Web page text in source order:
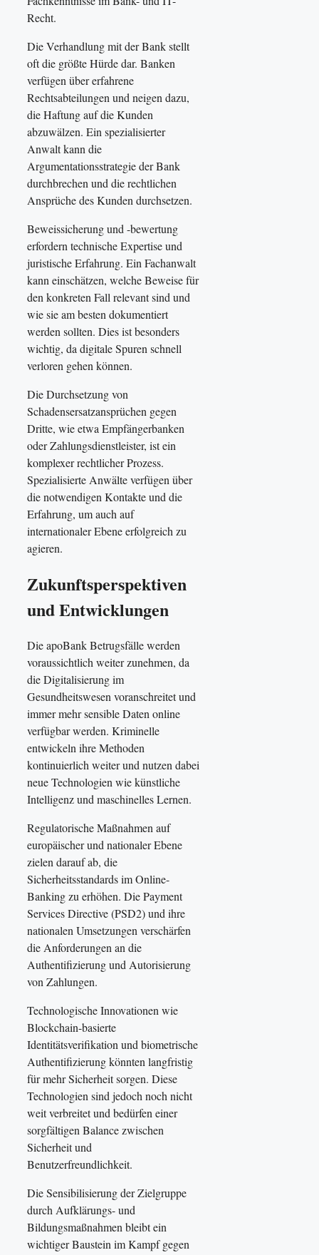
Recht.
Die Verhandlung mit der Bank stellt
oft die größte Hürde dar. Banken
verfügen über erfahrene
Rechtsabteilungen und neigen dazu,
die Haftung auf die Kunden
abzuwälzen. Ein spezialisierter
Anwalt kann die
Argumentationsstrategie der Bank
durchbrechen und die rechtlichen
Ansprüche des Kunden durchsetzen.
Beweissicherung und -bewertung
erfordern technische Expertise und
juristische Erfahrung. Ein Fachanwalt
kann einschätzen, welche Beweise für
den konkreten Fall relevant sind und
wie sie am besten dokumentiert
werden sollten. Dies ist besonders
wichtig, da digitale Spuren schnell
verloren gehen können.
Die Durchsetzung von
Schadensersatzansprüchen gegen
Dritte, wie etwa Empfängerbanken
oder Zahlungsdienstleister, ist ein
komplexer rechtlicher Prozess.
Spezialisierte Anwälte verfügen über
die notwendigen Kontakte und die
Erfahrung, um auch auf
internationaler Ebene erfolgreich zu
agieren.
Zukunftsperspektiven
und Entwicklungen
Die apoBank Betrugsfälle werden
voraussichtlich weiter zunehmen, da
die Digitalisierung im
Gesundheitswesen voranschreitet und
immer mehr sensible Daten online
verfügbar werden. Kriminelle
entwickeln ihre Methoden
kontinuierlich weiter und nutzen dabei
neue Technologien wie künstliche
Intelligenz und maschinelles Lernen.
Regulatorische Maßnahmen auf
europäischer und nationaler Ebene
zielen darauf ab, die
Sicherheitsstandards im Online-
Banking zu erhöhen. Die Payment
Services Directive (PSD2) und ihre
nationalen Umsetzungen verschärfen
die Anforderungen an die
Authentifizierung und Autorisierung
von Zahlungen.
Technologische Innovationen wie
Blockchain-basierte
Identitätsverifikation und biometrische
Authentifizierung könnten langfristig
für mehr Sicherheit sorgen. Diese
Technologien sind jedoch noch nicht
weit verbreitet und bedürfen einer
sorgfältigen Balance zwischen
Sicherheit und
Benutzerfreundlichkeit.
Die Sensibilisierung der Zielgruppe
durch Aufklärungs- und
Bildungsmaßnahmen bleibt ein
wichtiger Baustein im Kampf gegen